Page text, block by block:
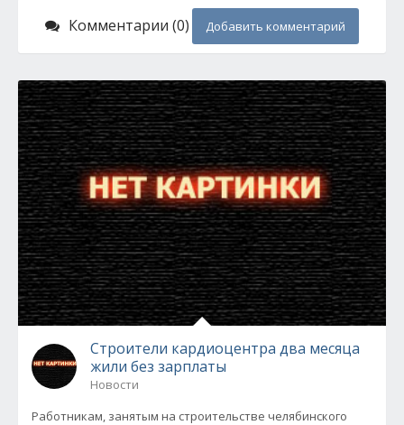
Комментарии (0) Добавить комментарий
Строители кардиоцентра два месяца
жили без зарплаты
Новости
Работникам, занятым на строительстве челябинского